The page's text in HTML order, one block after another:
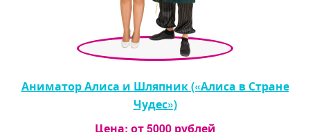
Аниматор Алиса и Шляпник («Алиса в Стране
Чудес»)
Цена: от5000рублей